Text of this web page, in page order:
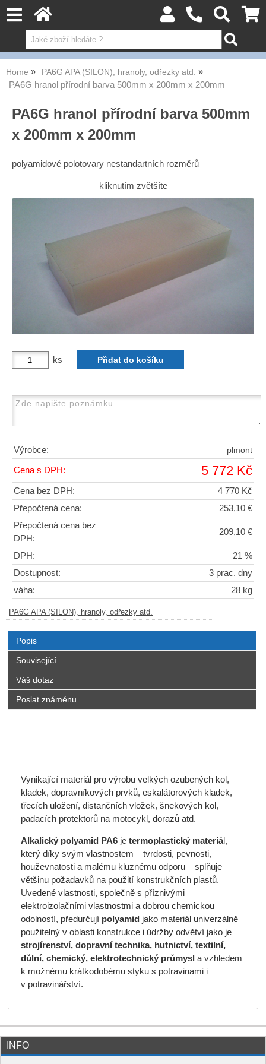
Home PA6G APA (SILON), hranoly, odřezky atd.
PA6G hranol přírodní barva 500mm x 200mm x 200mm
PA6G hranol přírodní barva 500mm
x 200mm x 200mm
polyamidové polotovary nestandartních rozměrů
kliknutím zvětšíte
ks
Výrobce: plmont
Cena s DPH: 5 772 Kč
Cena bez DPH:
4 770 Kč
Přepočtená cena:
253,10 €
Přepočtená cena bez
DPH:
209,10 €
DPH:
21 %
Dostupnost:
3 prac. dny
váha:
28 kg
PA6G APA (SILON), hranoly, odřezky atd.
Popis
Související
Váš dotaz
Poslat známénu
Vynikající materiál pro výrobu velkých ozubených kol,
kladek, dopravníkových prvků, eskalátorových kladek,
třecích uložení, distančních vložek, šnekových kol,
padacích protektorů na motocykl, dorazů atd.
Alkalický polyamid PA6je termoplastický materiál,
který díky svým vlastnostem – tvrdosti, pevnosti,
houževnatosti a malému kluznému odporu – splňuje
většinu požadavků na použití konstrukčních plastů.
Uvedené vlastnosti, společně s příznivými
elektroizolačními vlastnostmi a dobrou chemickou
odolností, předurčují polyamid jako materiál univerzálně
použitelný v oblasti konstrukce i údržby odvětví jako je
strojírenství, dopravní technika, hutnictví, textilní,
důlní, chemický, elektrotechnický průmysl a vzhledem
k možnému krátkodobému styku s potravinami i
v potravinářství.
INFO